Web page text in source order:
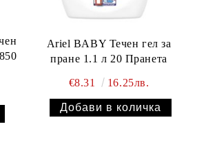
Ariel BABY Течен гел за
пране 1.1 л 20 Пранета
€8.31 16.25лв.